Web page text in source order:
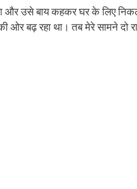
उसे बाय कहकर घर के लिए
ओर बढ़ रहा था। तब मेरे सामने दो